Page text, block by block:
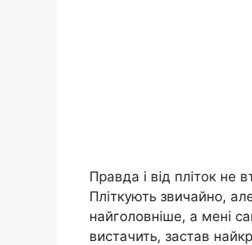
Правда і від пліток не
Пліткують звичайно,
найголовніше, а мені
вистачить, застав